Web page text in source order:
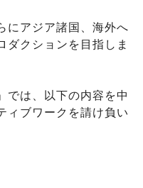
にアジア諸国、海外へ
ダクションを目指しま
では、以下の内容を中
ィブワークを請け負い